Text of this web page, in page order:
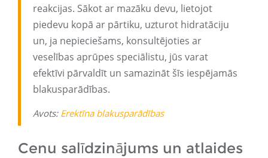
reakcijas. Sākot ar mazāku devu, lietojot
piedevu kopā ar pārtiku, uzturot hidratāciju
un, ja nepieciešams, konsultējoties ar
veselības aprūpes speciālistu, jūs varat
efektīvi pārvaldīt un samazināt šīs iespējamās
blakusparādības.
Avots: Erektīna blakusparādības
Cenu salīdzinājums un atlaides